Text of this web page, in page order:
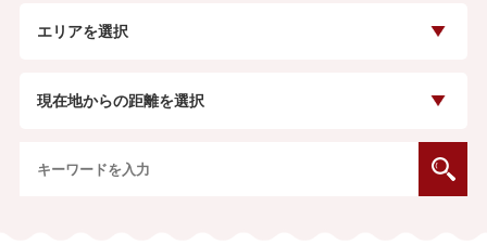
エリアを選択
現在地からの距離を選択